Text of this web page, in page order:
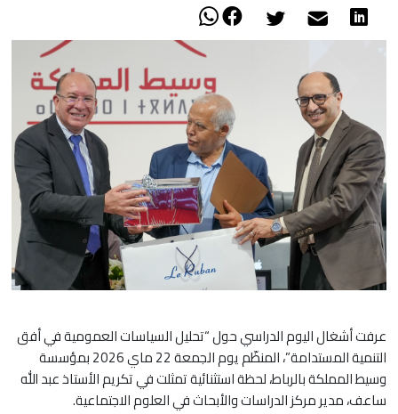
عرفت أشغال اليوم الدراسي حول “تحليل السياسات العمومية في أفق
التنمية المستدامة”، المنظّم يوم الجمعة 22 ماي 2026 بمؤسسة
وسيط المملكة بالرباط، لحظة استثنائية تمثلت في تكريم الأستاذ عبد الله
ساعف، مدير مركز الدراسات والأبحاث في العلوم الاجتماعية.